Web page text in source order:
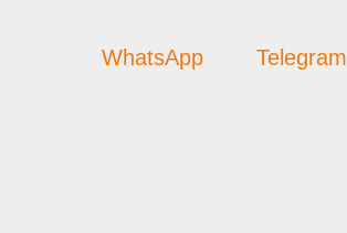
WhatsApp Telegram